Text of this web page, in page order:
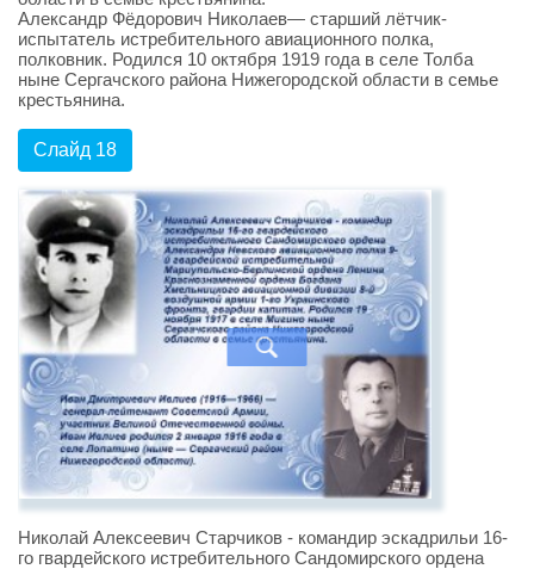
Александр Фёдорович Николаев— старший лётчик-
испытатель истребительного авиационного полка,
полковник. Родился 10 октября 1919 года в селе Толба
ныне Сергачского района Нижегородской области в семье
крестьянина.
Слайд 18
Николай Алексеевич Старчиков - командир эскадрильи 16-
го гвардейского истребительного Сандомирского ордена